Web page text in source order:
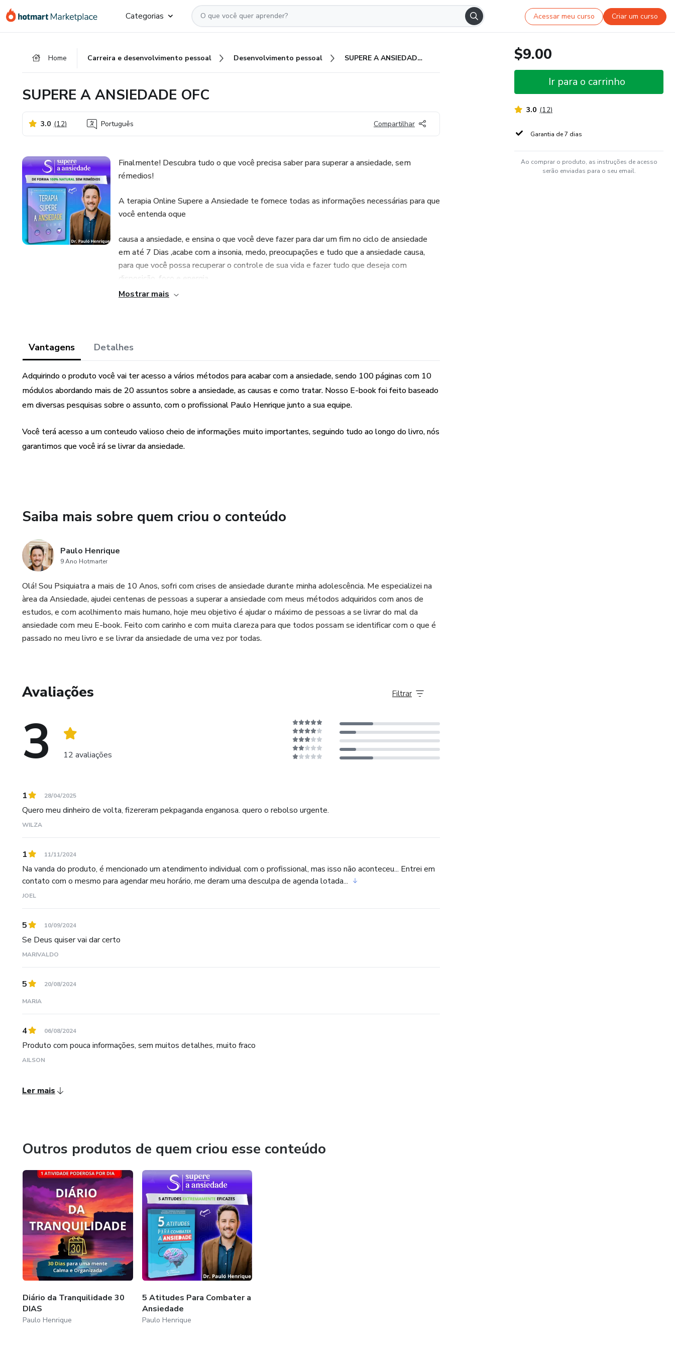
para
para
para
Categorias Acessar meu curso Criar um curso
Home Carreira e desenvolvimento pessoal Desenvolvimento pessoal SUPERE A ANSIEDADE OFC
SUPERE A ANSIEDADE OFC
3.0 (12) Português Compartilhar
Finalmente! Descubra tudo o que você precisa saber para superar a ansiedade, sem
rémedios!
A terapia Online Supere a Ansiedade te fornece todas as informações necessárias para que
você entenda oque
causa a ansiedade, e ensina o que você deve fazer para dar um fim no ciclo de ansiedade
em até 7 Dias ,acabe com a insonia, medo, preocupações e tudo que a ansiedade causa,
para que você possa recuperar o controle de sua vida e fazer tudo que deseja com
disposição, foco e energia.
definitiva em até 7 DIAS.
10 Anos, ajudei centenas de pessoas a se livrar da ansiedade, meu objetivo hoje é ajudar o
máximo de pessoas a se livrar deste mal com meu Programa.
- Você entenderá o que é ansiedade e como diferi-la do estresse.
- Você vai aprender a como controlar seus pensamentos.
- Vai entender a importância de uma ótima noite de sono e como obter um bom sono.
- Você descobrirá maneiras de mudar seu estilo de vida.
- Aprenderá a reorganizar seus pensamentos.
São 135 páginas com 10 Capítulos Para Ajudá-lo(a) a Superar a Ansiedade e Mais 3
Mostrar mais
Vantagens Detalhes
Adquirindo o produto você vai ter acesso a vários métodos para acabar com a ansiedade, sendo 100 páginas com 10
módulos abordando mais de 20 assuntos sobre a ansiedade, as causas e como tratar. Nosso E-book foi feito baseado
em diversas pesquisas sobre o assunto, com o profissional Paulo Henrique junto a sua equipe.
Você terá acesso a um conteudo valioso cheio de informações muito importantes, seguindo tudo ao longo do livro, nós
garantimos que você irá se livrar da ansiedade.
Saiba mais sobre quem criou o conteúdo
Paulo Henrique
9 Ano Hotmarter
Olá! Sou Psiquiatra a mais de 10 Anos, sofri com crises de ansiedade durante minha adolescência. Me especializei na
àrea da Ansiedade, ajudei centenas de pessoas a superar a ansiedade com meus métodos adquiridos com anos de
estudos, e com acolhimento mais humano, hoje meu objetivo é ajudar o máximo de pessoas a se livrar do mal da
ansiedade com meu E-book. Feito com carinho e com muita clareza para que todos possam se identificar com o que é
passado no meu livro e se livrar da ansiedade de uma vez por todas.
Avaliações
3 12 avaliações
Filtrar
1 28/04/2025
Quero meu dinheiro de volta, fizereram pekpaganda enganosa. quero o rebolso urgente.
WILZA
1 11/11/2024
Na vanda do produto, é mencionado um atendimento individual com o profissional, mas isso não aconteceu... Entrei em
contato com o mesmo para agendar meu horário, me deram uma desculpa de agenda lotada...
JOEL
5 10/09/2024
Se Deus quiser vai dar certo
MARIVALDO
5 20/08/2024
MARIA
4 06/08/2024
Produto com pouca informações, sem muitos detalhes, muito fraco
AILSON
Ler mais
Outros produtos de quem criou esse conteúdo
Diário da Tranquilidade 30
DIAS
Paulo Henrique
5 Atitudes Para Combater a
Ansiedade
Paulo Henrique
$9.00
Ir para o carrinho
3.0 (12)
Garantia de 7 dias
Ao comprar o produto, as instruções de acesso
serão enviadas para o seu email.